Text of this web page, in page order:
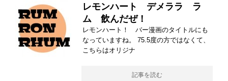
レモンハート デメララ ラ
ム 飲んだぜ！
レモンハート！ バー漫画のタイトルにも
なっていますね。 75.5度の方ではなくて、
こちらはオリジナ
記事を読む